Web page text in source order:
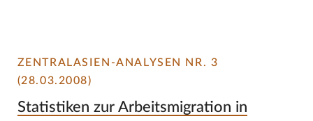
ZENTRALASIEN-ANALYSEN NR. 3
(28.03.2008)
Statistiken zur Arbeitsmigration in